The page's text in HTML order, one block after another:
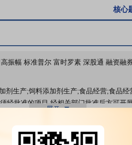
核心
振幅 标准普尔 富时罗素 深股通 融资融
剂生产;饲料添加剂生产;食品经营;食品
经批准的项目,经相关部门批准后方可开
卫生用品和一次性使用医疗用品销售;互
览服务;以自有资金从事投资活动;自有
代理;组织文化艺术交流活动。(除依法